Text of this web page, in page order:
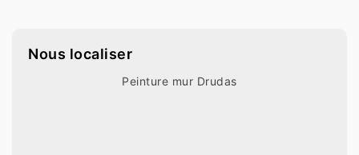
Nous localiser
Peinture mur Drudas